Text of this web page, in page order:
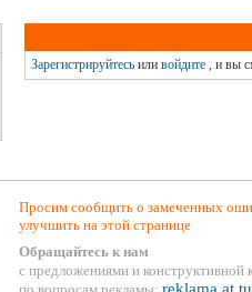
Зарегистрируйтесьили войдите, и вы
Просим сообщить о замеченных
улучшить на этой странице
Обращайтесь к нам
с предложениями и конструктивной